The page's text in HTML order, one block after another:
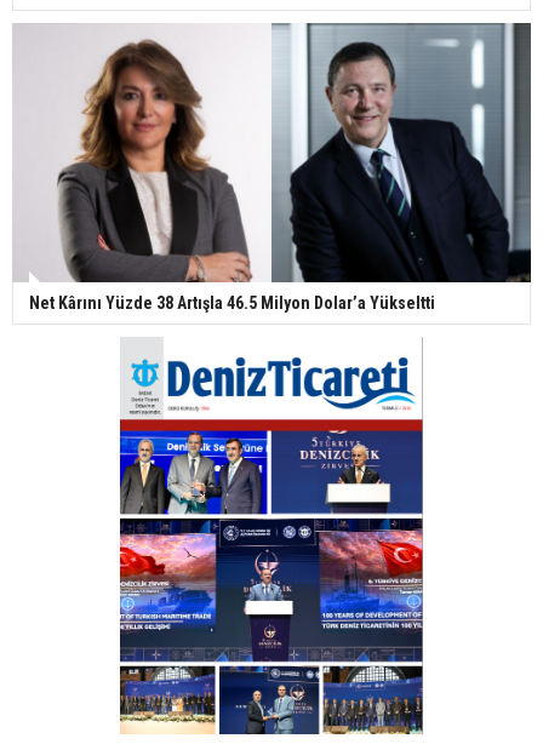
Net Kârını Yüzde 38 Artışla 46.5 Milyon Dolar’a Yükseltti